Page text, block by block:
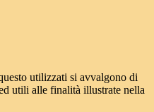
utilizzati si avvalgono di
utili alle finalità illustrate nella